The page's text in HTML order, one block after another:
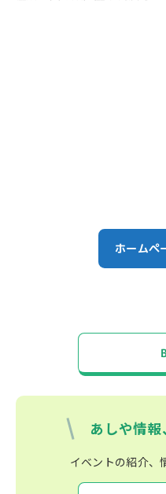
ホームペ
あしや情報
イベントの紹介、